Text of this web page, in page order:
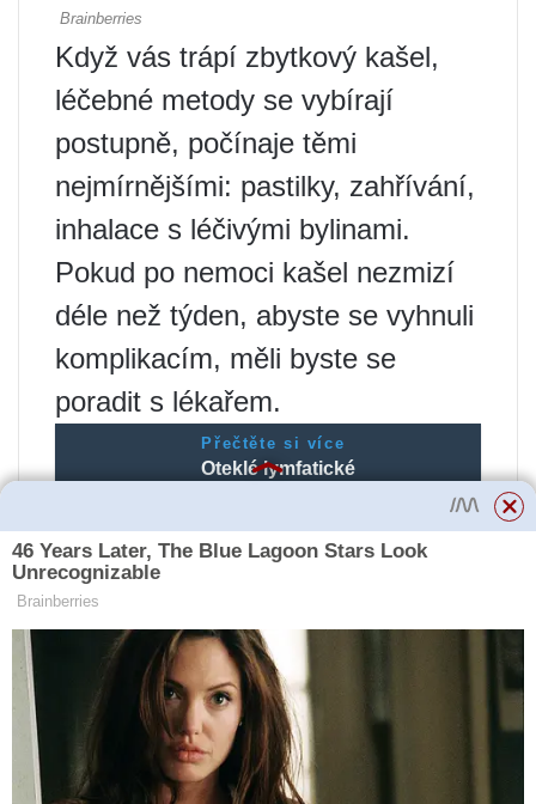
Když vás trápí zbytkový kašel,
léčebné metody se vybírají
postupně, počínaje těmi
nejmírnějšími: pastilky, zahřívání,
inhalace s léčivými bylinami.
Pokud po nemoci kašel nezmizí
déle než týden, abyste se vyhnuli
komplikacím, měli byste se
poradit s lékařem.
Přečtěte si více
Oteklé lymfatické
léčba
Literatura
Chuchalin A.G., Abrasimov V.N.
Kašel. 3. vydání, přepracované a
doplněné. M.: Echo, 2014.
V.N. Abrasimov, Chronický kašel.